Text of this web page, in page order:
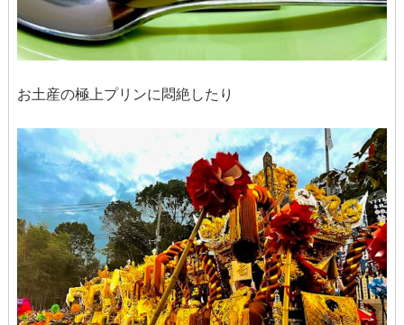
お土産の極上プリンに悶絶したり